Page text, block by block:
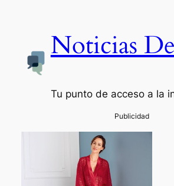
Noticias De
Tu punto de acceso a la